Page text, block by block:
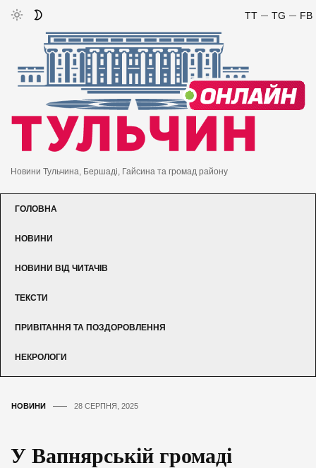
FB
TG
TT
Новини Тульчина, Бершаді, Гайсина та громад району
ГОЛОВНА
НОВИНИ
НОВИНИ ВІД ЧИТАЧІВ
ТЕКСТИ
ПРИВІТАННЯ ТА ПОЗДОРОВЛЕННЯ
НЕКРОЛОГИ
НОВИНИ 28 СЕРПНЯ, 2025
У Вапнярській громаді